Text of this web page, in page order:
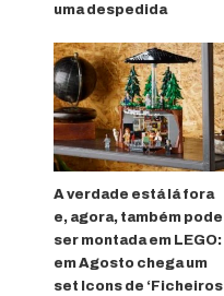
uma despedida
A verdade está lá fora
e, agora, também pode
ser montada em LEGO:
em Agosto chega um
set Icons de ‘Ficheiros